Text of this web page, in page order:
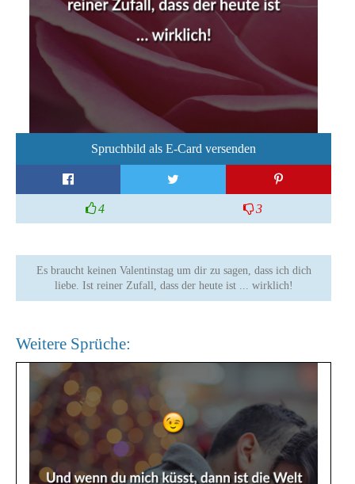
Spruchbild als E-Card versenden
4 3
Es braucht keinen Valentinstag um dir zu sagen, dass ich dich
liebe. Ist reiner Zufall, dass der heute ist ... wirklich!
Weitere Sprüche: